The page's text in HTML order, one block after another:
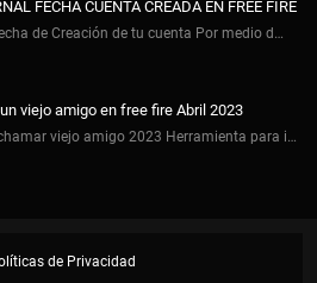
FECHA CUENTA CREADA EN FREE FIRE
de Creación de tu cuenta Por medio d…
viejo amigo en free fire Abril 2023
viejo amigo 2023 Herramienta para i…
de Privacidad